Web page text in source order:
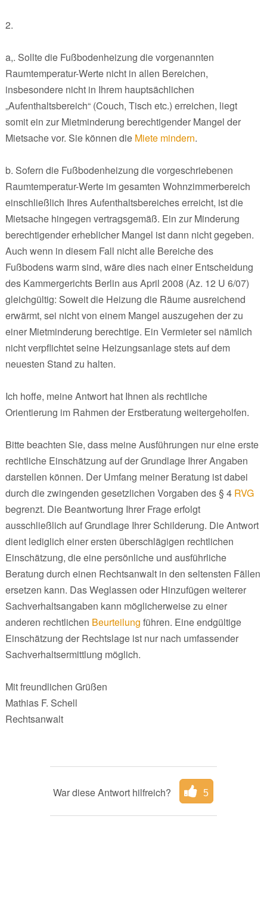
2.
a,. Sollte die Fußbodenheizung die vorgenannten
Raumtemperatur-Werte nicht in allen Bereichen,
insbesondere nicht in Ihrem hauptsächlichen
„Aufenthaltsbereich“ (Couch, Tisch etc.) erreichen, liegt
somit ein zur Mietminderung berechtigender Mangel der
Mietsache vor. Sie können die Miete mindern.
b. Sofern die Fußbodenheizung die vorgeschriebenen
Raumtemperatur-Werte im gesamten Wohnzimmerbereich
einschließlich Ihres Aufenthaltsbereiches erreicht, ist die
Mietsache hingegen vertragsgemäß. Ein zur Minderung
berechtigender erheblicher Mangel ist dann nicht gegeben.
Auch wenn in diesem Fall nicht alle Bereiche des
Fußbodens warm sind, wäre dies nach einer Entscheidung
des Kammergerichts Berlin aus April 2008 (Az. 12 U 6/07)
gleichgültig: Soweit die Heizung die Räume ausreichend
erwärmt, sei nicht von einem Mangel auszugehen der zu
einer Mietminderung berechtige. Ein Vermieter sei nämlich
nicht verpflichtet seine Heizungsanlage stets auf dem
neuesten Stand zu halten.
Ich hoffe, meine Antwort hat Ihnen als rechtliche
Orientierung im Rahmen der Erstberatung weitergeholfen.
Bitte beachten Sie, dass meine Ausführungen nur eine erste
rechtliche Einschätzung auf der Grundlage Ihrer Angaben
darstellen können. Der Umfang meiner Beratung ist dabei
durch die zwingenden gesetzlichen Vorgaben des § 4 RVG
begrenzt. Die Beantwortung Ihrer Frage erfolgt
ausschließlich auf Grundlage Ihrer Schilderung. Die Antwort
dient lediglich einer ersten überschlägigen rechtlichen
Einschätzung, die eine persönliche und ausführliche
Beratung durch einen Rechtsanwalt in den seltensten Fällen
ersetzen kann. Das Weglassen oder Hinzufügen weiterer
Sachverhaltsangaben kann möglicherweise zu einer
anderen rechtlichen Beurteilung führen. Eine endgültige
Einschätzung der Rechtslage ist nur nach umfassender
Sachverhaltsermittlung möglich.
Mit freundlichen Grüßen
Mathias F. Schell
Rechtsanwalt
War diese Antwort hilfreich? 5